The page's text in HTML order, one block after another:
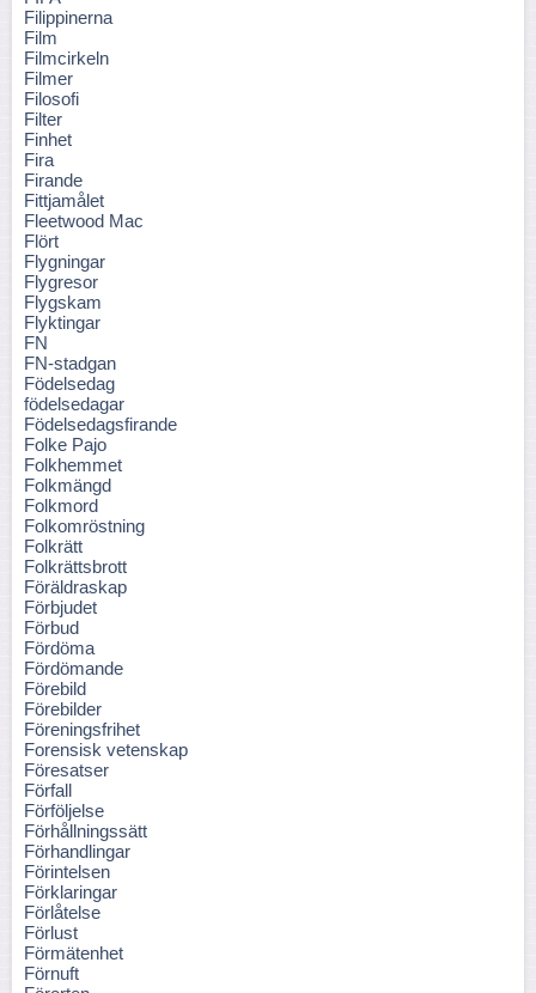
Filippinerna
Film
Filmcirkeln
Filmer
Filosofi
Filter
Finhet
Fira
Firande
Fittjamålet
Fleetwood Mac
Flört
Flygningar
Flygresor
Flygskam
Flyktingar
FN
FN-stadgan
Födelsedag
födelsedagar
Födelsedagsfirande
Folke Pajo
Folkhemmet
Folkmängd
Folkmord
Folkomröstning
Folkrätt
Folkrättsbrott
Föräldraskap
Förbjudet
Förbud
Fördöma
Fördömande
Förebild
Förebilder
Föreningsfrihet
Forensisk vetenskap
Föresatser
Förfall
Förföljelse
Förhållningssätt
Förhandlingar
Förintelsen
Förklaringar
Förlåtelse
Förlust
Förmätenhet
Förnuft